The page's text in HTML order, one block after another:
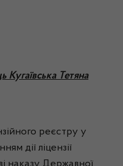
Кугаївська Тетяна
реєстру у
дії ліцензії